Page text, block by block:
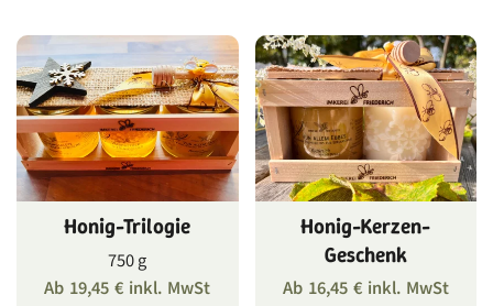
Honig-Trilogie
750 g
Ab 19,45€ inkl. MwSt
Honig-Kerzen-
Geschenk
Ab 16,45 €inkl. MwSt